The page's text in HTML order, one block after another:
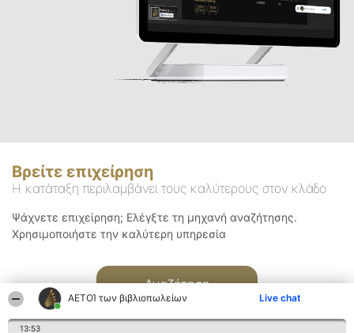
ΑΕΤΟΊ των βιβλιοπωλείων Live chat
13:53
Βρείτε επιχείρηση
Η κατάταξη περιλαμβάνει τους καλύτερους στον κλάδο
Ψάχνετε επιχείρηση; Ελέγξτε τη μηχανή αναζήτησης.
Χρησιμοποιήστε την καλύτερη υπηρεσία
Αναζήτηση